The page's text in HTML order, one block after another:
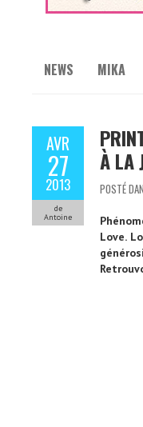
NEWS MIKA
AVR
27
2013
de
Antoine
À LA
POSTÉ
Love.